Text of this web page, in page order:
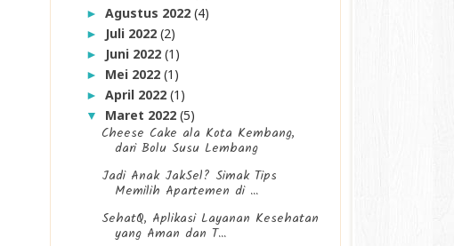
►Agustus 2022(4)
► Juli 2022(2)
► Juni 2022(1)
► Mei 2022(1)
►April 2022(1)
▼ Maret 2022(5)
Cheese Cake ala Kota Kembang,
dari Bolu Susu Lembang
Jadi Anak JakSel? Simak Tips
Memilih Apartemen di ...
SehatQ, Aplikasi Layanan Kesehatan
yang Aman dan T...